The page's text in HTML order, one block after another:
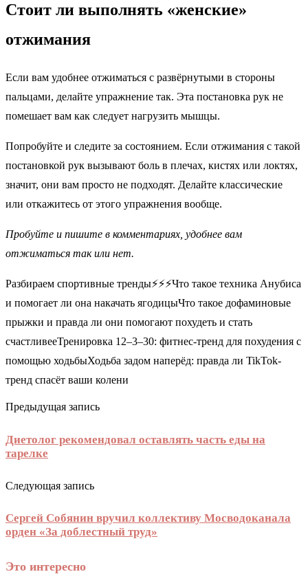
Стоит ли выполнять «женские»
отжимания
Если вам удобнее отжиматься с развёрнутыми в стороны
пальцами, делайте упражнение так. Эта постановка рук не
помешает вам как следует нагрузить мышцы.
Попробуйте и следите за состоянием. Если отжимания с такой
постановкой рук вызывают боль в плечах, кистях или локтях,
значит, они вам просто не подходят. Делайте классические
или откажитесь от этого упражнения вообще.
Пробуйте и пишите в комментариях, удобнее вам
отжиматься так или нет.
Разбираем спортивные тренды⚡️⚡️⚡️Что такое техника Анубиса
и помогает ли она накачать ягодицыЧто такое дофаминовые
прыжки и правда ли они помогают похудеть и стать
счастливееТренировка 12–3–30: фитнес-тренд для похудения с
помощью ходьбыХодьба задом наперёд: правда ли TikTok-
тренд спасёт ваши колени
Предыдущая запись
Диетолог рекомендовал оставлять часть еды на
тарелке
Следующая запись
Сергей Собянин вручил коллективу Мосводоканала
орден «За доблестный труд»
Это интересно